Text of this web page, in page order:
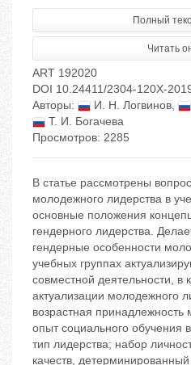
Полный
Читать
ART 192020
DOI 10.24411/2304-120X-
Авторы:
И. Н. Логвинов,
Т. И. Богачева
Просмотров: 2285
В статье рассмотрены
молодежного лидерства в
основные положения
гендерного лидерства.
гендерные особенности
учебных группах
совместной деятельности, в
актуализации молодежного
возрастная
опыт социального обучения
тип лидерства; набор
качеств,